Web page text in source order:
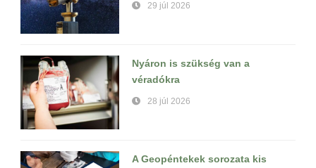
29 júl 2026
Nyáron is szükség van a
véradókra
28 júl 2026
A Geopéntekek sorozata kis